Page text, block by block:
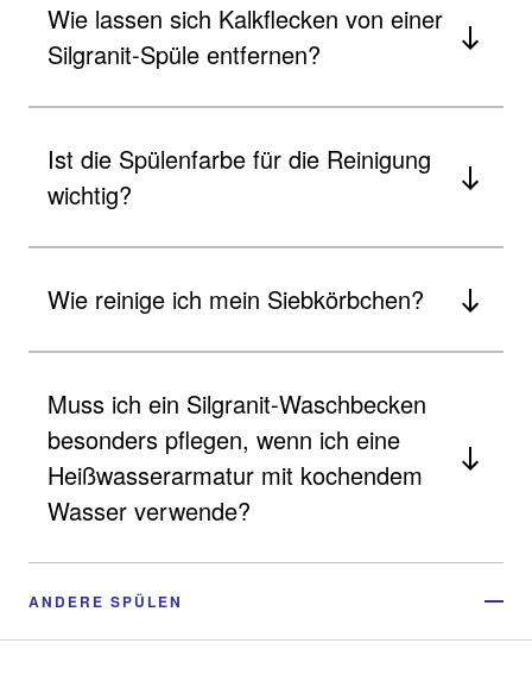
Wie lassen sich Kalkflecken von einer
Silgranit-Spüle entfernen?
Ist die Spülenfarbe für die Reinigung
wichtig?
Wie reinige ich mein Siebkörbchen?
Muss ich ein Silgranit-Waschbecken
besonders pflegen, wenn ich eine
Heißwasserarmatur mit kochendem
Wasser verwende?
ANDERE SPÜLEN